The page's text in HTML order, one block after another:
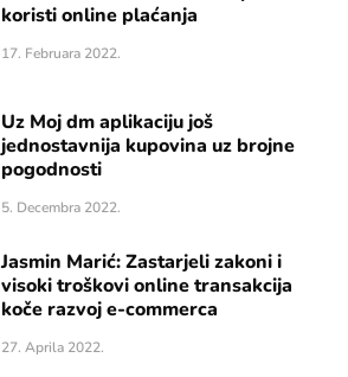
koristi online plaćanja
17. Februara 2022.
Uz Moj dm aplikaciju još
jednostavnija kupovina uz brojne
pogodnosti
5. Decembra 2022.
Jasmin Marić: Zastarjeli zakoni i
visoki troškovi online transakcija
koče razvoj e-commerca
27. Aprila 2022.